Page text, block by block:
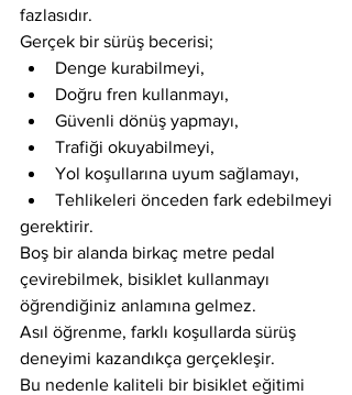
fazlasıdır.
Gerçek bir sürüş becerisi;
Denge kurabilmeyi,
Doğru fren kullanmayı,
Güvenli dönüş yapmayı,
Trafiği okuyabilmeyi,
Yol koşullarına uyum sağlamayı,
Tehlikeleri önceden fark edebilmeyi
gerektirir.
Boş bir alanda birkaç metre pedal
çevirebilmek, bisiklet kullanmayı
öğrendiğiniz anlamına gelmez.
Asıl öğrenme, farklı koşullarda sürüş
deneyimi kazandıkça gerçekleşir.
Bu nedenle kaliteli bir bisiklet eğitimi